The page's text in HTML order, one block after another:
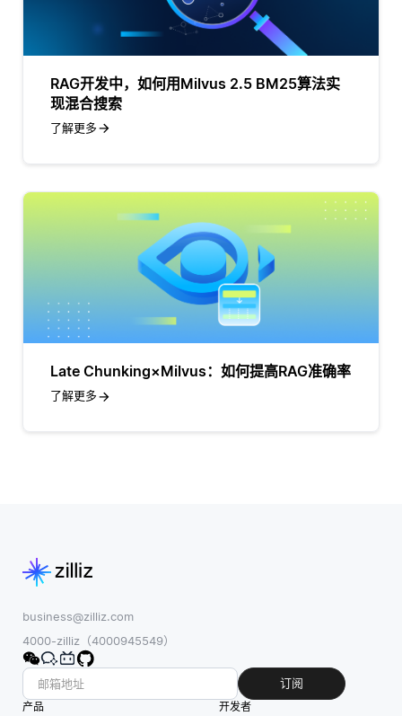
RAG开发中，如何用Milvus 2.5 BM25算法实
现混合搜索
了解更多
Late Chunking×Milvus：如何提高RAG准确率
了解更多
business@zilliz.com
4000-zilliz（4000945549）
订阅
产品
开发者